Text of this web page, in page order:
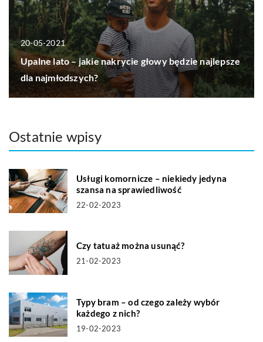
20-05-2021
Upalne lato – jakie nakrycie głowy będzie najlepsze
dla najmłodszych?
Ostatnie wpisy
Usługi komornicze – niekiedy jedyna
szansa na sprawiedliwość
22-02-2023
Czy tatuaż można usunąć?
21-02-2023
Typy bram – od czego zależy wybór
każdego z nich?
19-02-2023